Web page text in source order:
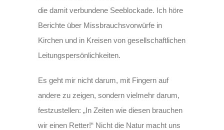
die damit verbundene Seeblockade. Ich höre
Berichte über Missbrauchsvorwürfe in
Kirchen und in Kreisen von gesellschaftlichen
Leitungspersönlichkeiten.
Es geht mir nicht darum, mit Fingern auf
andere zu zeigen, sondern vielmehr darum,
festzustellen: „In Zeiten wie diesen brauchen
wir einen Retter!“ Nicht die Natur macht uns